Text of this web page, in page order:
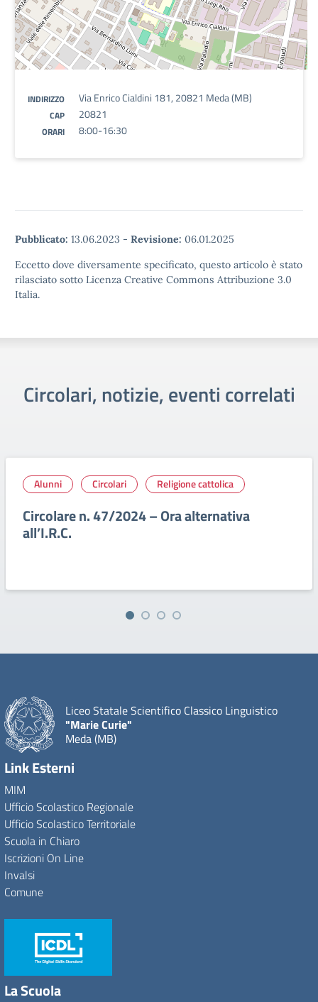
INDIRIZZO Via Enrico Cialdini 181, 20821 Meda (MB)
CAP 20821
ORARI 8:00-16:30
Pubblicato: 13.06.2023 - Revisione: 06.01.2025
Eccetto dove diversamente specificato, questo articolo è stato
rilasciato sotto Licenza Creative Commons Attribuzione 3.0
Italia.
Circolari, notizie, eventi correlati
Alunni Circolari Religione cattolica
Circolare n. 47/2024 – Ora alternativa
all’I.R.C.
Liceo Statale Scientifico Classico Linguistico
"Marie Curie"
Meda (MB)
Link Esterni
MIM
Ufficio Scolastico Regionale
Ufficio Scolastico Territoriale
Scuola in Chiaro
Iscrizioni On Line
Invalsi
Comune
La Scuola